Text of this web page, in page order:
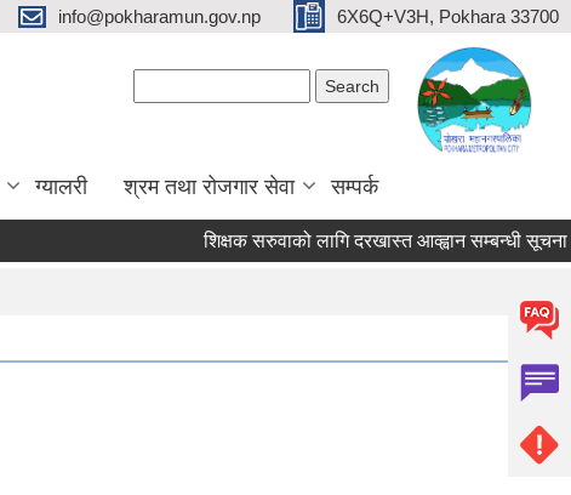
info@pokharamun.gov.np 6X6Q+V3H, Pokhara 33700
ग्यालरी श्रम तथा रोजगार सेवा सम्पर्क
शिक्षक सरुवाको लागि दरखास्त आव्ह्वान सम्बन्धी सूचना